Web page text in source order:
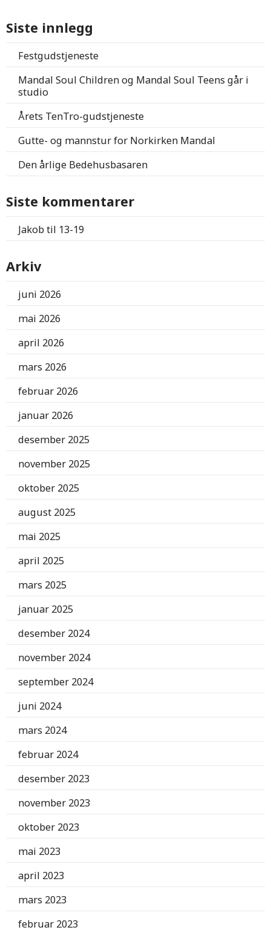
Siste innlegg
Festgudstjeneste
Mandal Soul Children og Mandal Soul Teens går i
studio
Årets TenTro-gudstjeneste
Gutte- og mannstur for Norkirken Mandal
Den årlige Bedehusbasaren
Siste kommentarer
Jakobtil 13-19
Arkiv
juni 2026
mai 2026
april 2026
mars 2026
februar 2026
januar 2026
desember 2025
november 2025
oktober 2025
august 2025
mai 2025
april 2025
mars 2025
januar 2025
desember 2024
november 2024
september 2024
juni 2024
mars 2024
februar 2024
desember 2023
november 2023
oktober 2023
mai 2023
april 2023
mars 2023
februar 2023